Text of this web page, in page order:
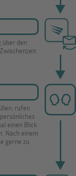
über den
rufen
einen Blick
Nach einem
gerne zu